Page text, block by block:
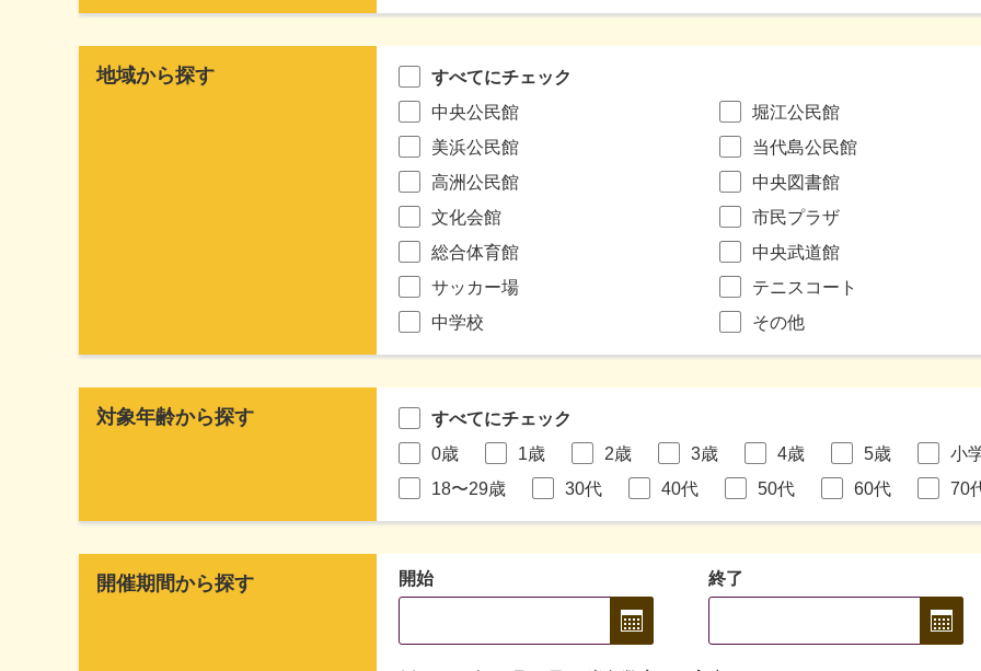
地域から探す
すべてにチェック
中央公民館
堀江公民館
美浜公民館
当代島公民館
高洲公民館
中央図書館
文化会館
市民プラザ
総合体育館
中央武道館
サッカー場
テニスコート
中学校
その他
対象年齢から探す
すべてにチェック
0歳
1歳 2歳 3歳 4歳 5歳
小
18〜29歳
30代 40代 50代 60代 70
開催期間から探す 開始 終了